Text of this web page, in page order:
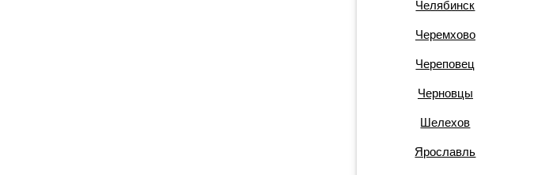
Челябинск
Черемхово
Череповец
Черновцы
Шелехов
Ярославль